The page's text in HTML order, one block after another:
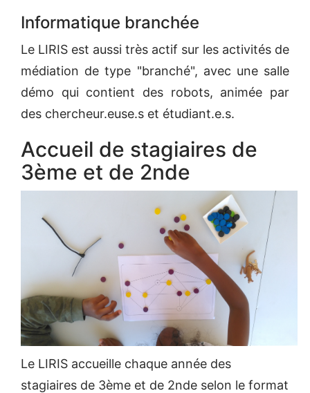
Informatique branchée
Le LIRIS est aussi très actif sur les activités de
médiation de type "branché", avec une salle
démo qui contient des robots, animée par
des chercheur.euse.s et étudiant.e.s.
Accueil de stagiaires de
3ème et de 2nde
Le LIRIS accueille chaque année des
stagiaires de 3ème et de 2nde selon le format